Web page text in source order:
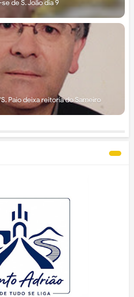
de S. João dia 9
Paio deixa reitoria do Sameiro